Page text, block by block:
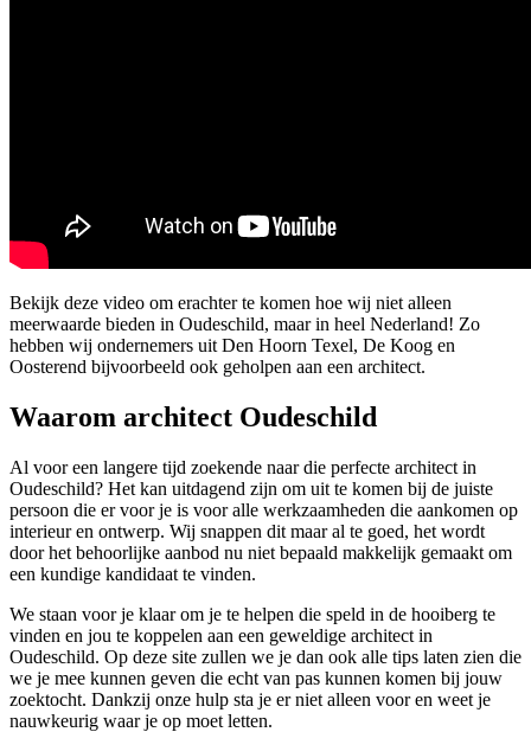
Bekijk deze video om erachter te komen hoe wij niet alleen
meerwaarde bieden in Oudeschild, maar in heel Nederland! Zo
hebben wij ondernemers uit Den Hoorn Texel, De Koog en
Oosterend bijvoorbeeld ook geholpen aan een architect.
Waarom architect Oudeschild
Al voor een langere tijd zoekende naar die perfecte architect in
Oudeschild? Het kan uitdagend zijn om uit te komen bij de juiste
persoon die er voor je is voor alle werkzaamheden die aankomen op
interieur en ontwerp. Wij snappen dit maar al te goed, het wordt
door het behoorlijke aanbod nu niet bepaald makkelijk gemaakt om
een kundige kandidaat te vinden.
We staan voor je klaar om je te helpen die speld in de hooiberg te
vinden en jou te koppelen aan een geweldige architect in
Oudeschild. Op deze site zullen we je dan ook alle tips laten zien die
we je mee kunnen geven die echt van pas kunnen komen bij jouw
zoektocht. Dankzij onze hulp sta je er niet alleen voor en weet je
nauwkeurig waar je op moet letten.